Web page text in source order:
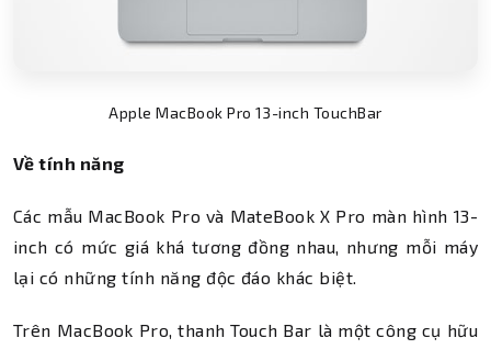
Apple MacBook Pro 13-inch TouchBar
Về tính năng
Các mẫu MacBook Pro và MateBook X Pro màn hình 13-
inch có mức giá khá tương đồng nhau, nhưng mỗi máy
lại có những tính năng độc đáo khác biệt.
Trên MacBook Pro, thanh Touch Bar là một công cụ hữu